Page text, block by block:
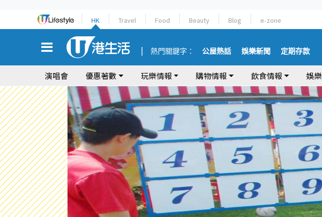
HK Travel Food Beauty Blog e-zone
熱門關鍵字： 公屋熱話 娛樂新聞 定期存款
演唱會 優惠著數 玩樂情報 購物情報 飲食情報 娛樂